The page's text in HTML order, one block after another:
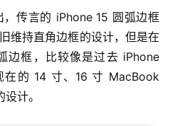
传言的 iPhone 15 圆弧边框
维持直角边框的设计，但是在
边框，比较像是过去 iPhone
的 14 寸、16 寸 MacBook
计。